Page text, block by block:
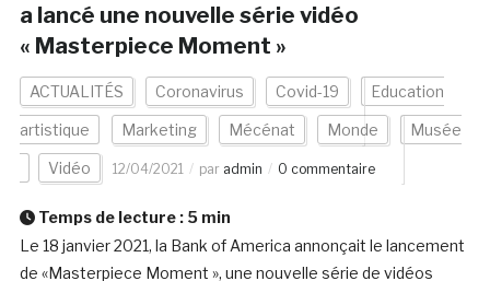
a lancé une nouvelle série vidéo
« Masterpiece Moment »
ACTUALITÉS Coronavirus Covid-19 Education
artistique Marketing Mécénat Monde Musée
Vidéo 12/04/2021 par admin 0 commentaire
Temps de lecture : 5 min
Le 18 janvier 2021, la Bank of America annonçait le lancement
de «Masterpiece Moment », une nouvelle série de vidéos